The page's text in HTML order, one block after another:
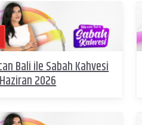
Bali ile Sabah Kahvesi
2026